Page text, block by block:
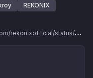
REKONIX
status/1943330271522361356